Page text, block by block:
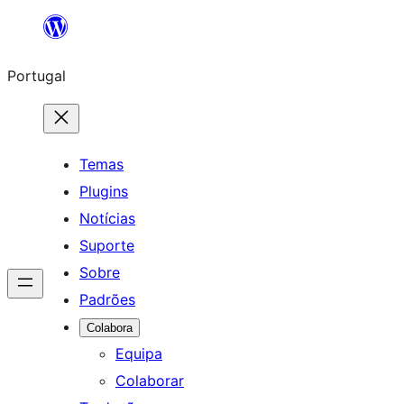
Saltar
o
conteúdo
Portugal
Temas
Plugins
Notícias
Suporte
Sobre
Padrões
Colabora
Equipa
Colaborar